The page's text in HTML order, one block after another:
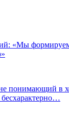
«Мы
понимающий в